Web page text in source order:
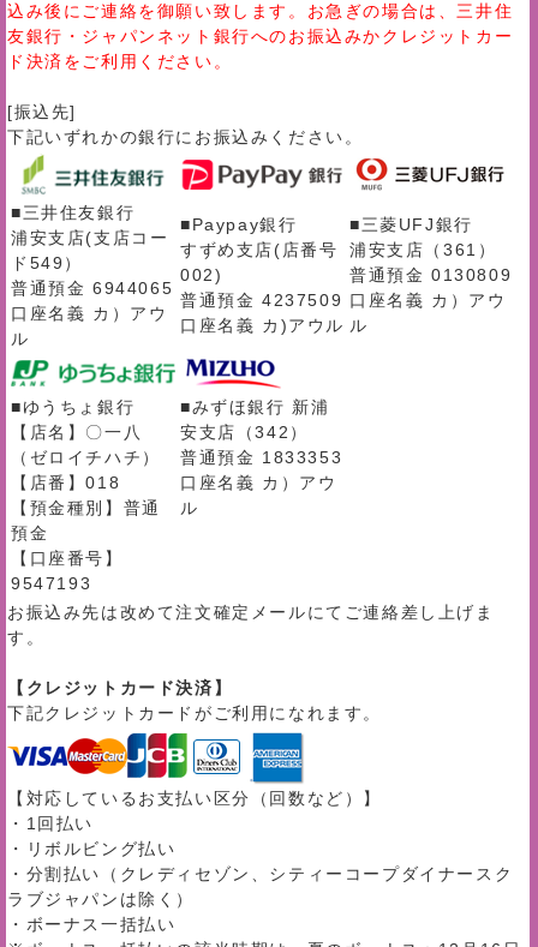
込み後にご連絡を御願い致します。お急ぎの場合は、三井住
友銀行・ジャパンネット銀行へのお振込みかクレジットカー
ド決済をご利用ください。
[振込先]
下記いずれかの銀行にお振込みください。
■三井住友銀行
浦安支店(支店コー
ド549）
普通預金 6944065
口座名義 カ）アウ
ル
■Paypay銀行
すずめ支店(店番号
002)
普通預金 4237509
口座名義 カ)アウル
■三菱UFJ銀行
浦安支店（361）
普通預金 0130809
口座名義 カ）アウ
ル
■ゆうちょ銀行
【店名】〇一八
（ゼロイチハチ）
【店番】018
【預金種別】普通
預金
【口座番号】
9547193
■みずほ銀行 新浦
安支店（342）
普通預金 1833353
口座名義 カ）アウ
ル
お振込み先は改めて注文確定メールにてご連絡差し上げま
す。
【クレジットカード決済】
下記クレジットカードがご利用になれます。
【対応しているお支払い区分（回数など）】
・1回払い
・リボルビング払い
・分割払い（クレディセゾン、シティーコープダイナースク
ラブジャパンは除く）
・ボーナス一括払い